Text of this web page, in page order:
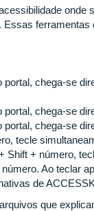
onde
portal, chega-se
chega-se
chega-se
tecle
Shift + número,
Ao teclar
de
que